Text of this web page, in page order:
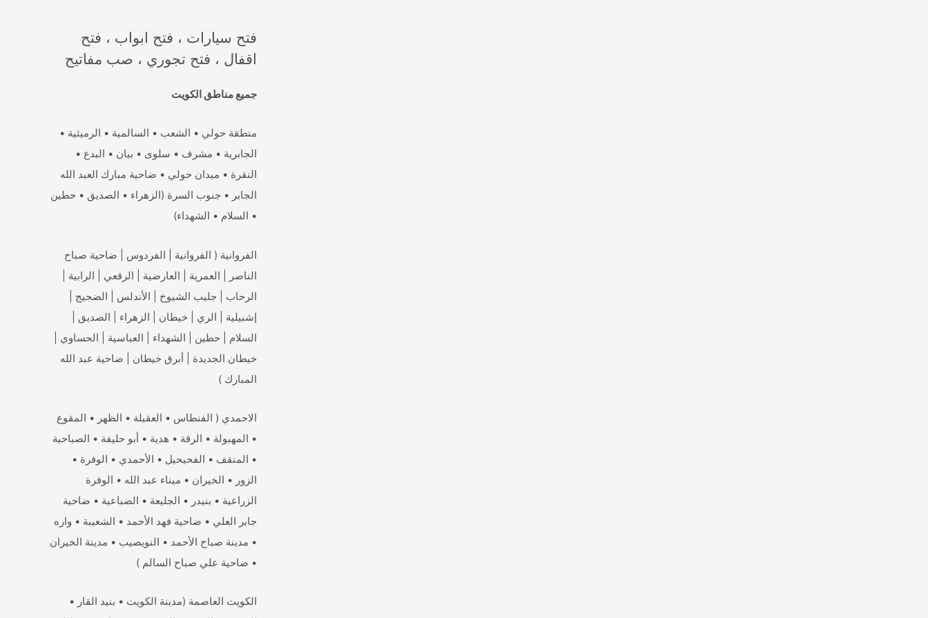
فتح سيارات ، فتح ابواب ، فتح
اقفال ، فتح تجوري ، صب مفاتيح
جميع مناطق الكويت
منطقة حولي • الشعب • السالمية • الرميثية •
الجابرية • مشرف • سلوى • بيان • البدع •
النقرة • ميدان حولي • ضاحية مبارك العبد الله
الجابر • جنوب السرة (الزهراء • الصديق • حطين
• السلام • الشهداء)
الفروانية ( الفروانية | الفردوس | ضاحية صباح
الناصر | العمرية | العارضية | الرقعي | الرابية |
الرحاب | جليب الشيوخ | الأندلس | الضجيج |
إشبيلية | الري | خيطان | الزهراء | الصديق |
السلام | حطين | الشهداء | العباسية | الحساوي |
خيطان الجديدة | أبرق خيطان | ضاحية عبد الله
المبارك )
الاحمدي ( الفنطاس • العقيلة • الظهر • المقوع
• المهبولة • الرقة • هدية • أبو حليفة • الصباحية
• المنقف • الفحيحيل • الأحمدي • الوفرة •
الزور • الخيران • ميناء عبد الله • الوفرة
الزراعية • بنيدر • الجليعة • الضباعية • ضاحية
جابر العلي • ضاحية فهد الأحمد • الشعيبة • واره
• مدينة صباح الأحمد • النويصيب • مدينة الخيران
• ضاحية علي صباح السالم )
الكويت العاصمة (مدينة الكويت • بنيد القار •